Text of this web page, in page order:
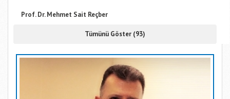
Prof. Dr. Mehmet Sait Reçber
Tümünü Göster (93)